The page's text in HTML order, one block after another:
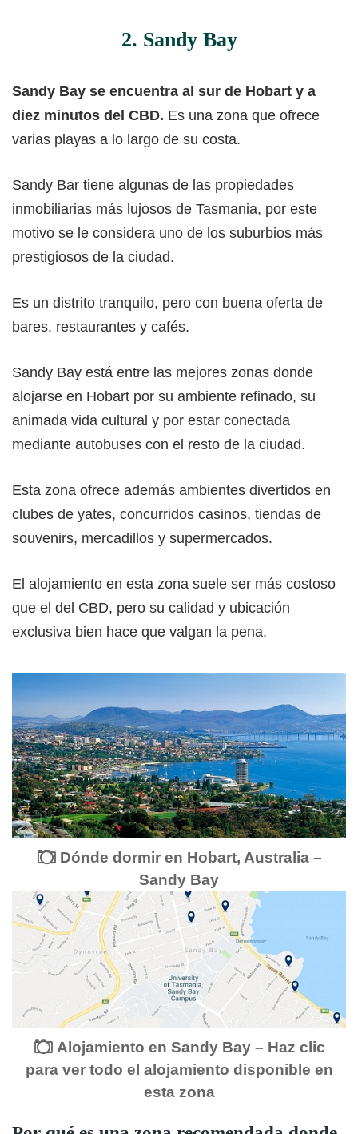
2. Sandy Bay
Sandy Bay se encuentra al sur de Hobart y a
diez minutos del CBD. Es una zona que ofrece
varias playas a lo largo de su costa.
Sandy Bar tiene algunas de las propiedades
inmobiliarias más lujosos de Tasmania, por este
motivo se le considera uno de los suburbios más
prestigiosos de la ciudad.
Es un distrito tranquilo, pero con buena oferta de
bares, restaurantes y cafés.
Sandy Bay está entre las mejores zonas donde
alojarse en Hobart por su ambiente refinado, su
animada vida cultural y por estar conectada
mediante autobuses con el resto de la ciudad.
Esta zona ofrece además ambientes divertidos en
clubes de yates, concurridos casinos, tiendas de
souvenirs, mercadillos y supermercados.
El alojamiento en esta zona suele ser más costoso
que el del CBD, pero su calidad y ubicación
exclusiva bien hace que valgan la pena.
Dónde dormir en Hobart, Australia –
Sandy Bay
Alojamiento en Sandy Bay – Haz clic
para ver todo el alojamiento disponible en
esta zona